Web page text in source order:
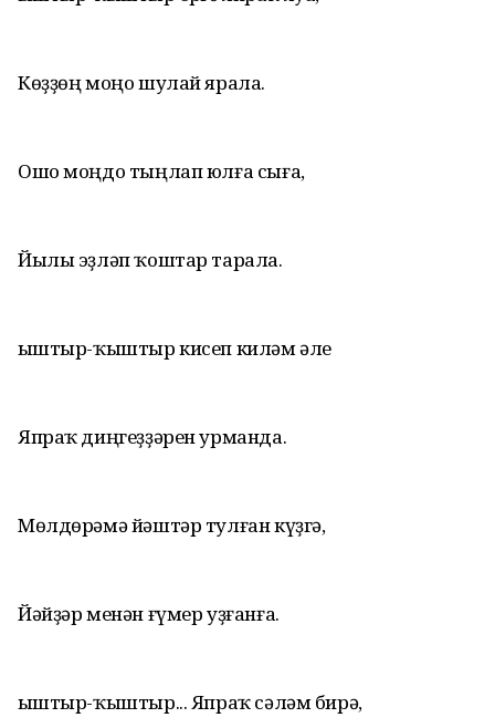
Көҙҙөң моңо шулай ярала.
Ошо моңдо тыңлап юлға сыға,
Йылы эҙләп ҡоштар тарала.
Ҡыштыр-ҡыштыр кисеп киләм әле
Япраҡ диңгеҙҙәрен урманда.
Мөлдөрәмә йәштәр тулған күҙгә,
Йәйҙәр менән ғүмер уҙғанға.
Ҡыштыр-ҡыштыр... Япраҡ сәләм бирә,